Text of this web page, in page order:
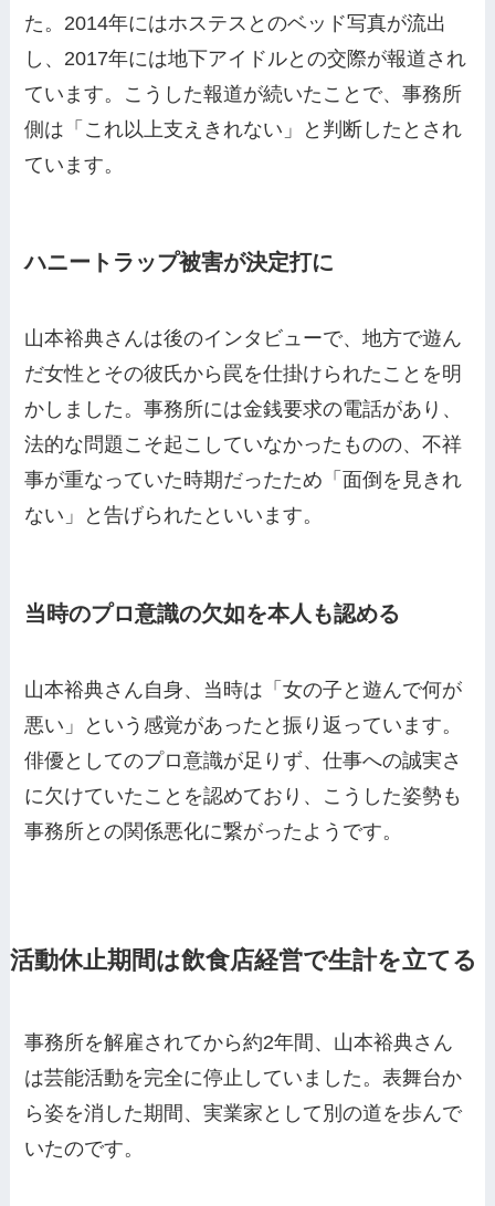
た。2014年にはホステスとのベッド写真が流出
し、2017年には地下アイドルとの交際が報道され
ています。こうした報道が続いたことで、事務所
側は「これ以上支えきれない」と判断したとされ
ています。
ハニートラップ被害が決定打に
山本裕典さんは後のインタビューで、地方で遊ん
だ女性とその彼氏から罠を仕掛けられたことを明
かしました。事務所には金銭要求の電話があり、
法的な問題こそ起こしていなかったものの、不祥
事が重なっていた時期だったため「面倒を見きれ
ない」と告げられたといいます。
当時のプロ意識の欠如を本人も認める
山本裕典さん自身、当時は「女の子と遊んで何が
悪い」という感覚があったと振り返っています。
俳優としてのプロ意識が足りず、仕事への誠実さ
に欠けていたことを認めており、こうした姿勢も
事務所との関係悪化に繋がったようです。
活動休止期間は飲食店経営で生計を立てる
事務所を解雇されてから約2年間、山本裕典さん
は芸能活動を完全に停止していました。表舞台か
ら姿を消した期間、実業家として別の道を歩んで
いたのです。